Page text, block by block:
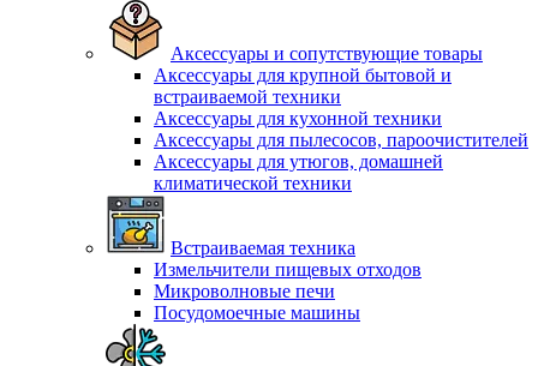
Аксессуары и сопутствующие товары
Аксессуары для крупной бытовой и
встраиваемой техники
Аксессуары для кухонной техники
Аксессуары для пылесосов, пароочистителей
Аксессуары для утюгов, домашней
климатической техники
Встраиваемая техника
Измельчители пищевых отходов
Микроволновые печи
Посудомоечные машины